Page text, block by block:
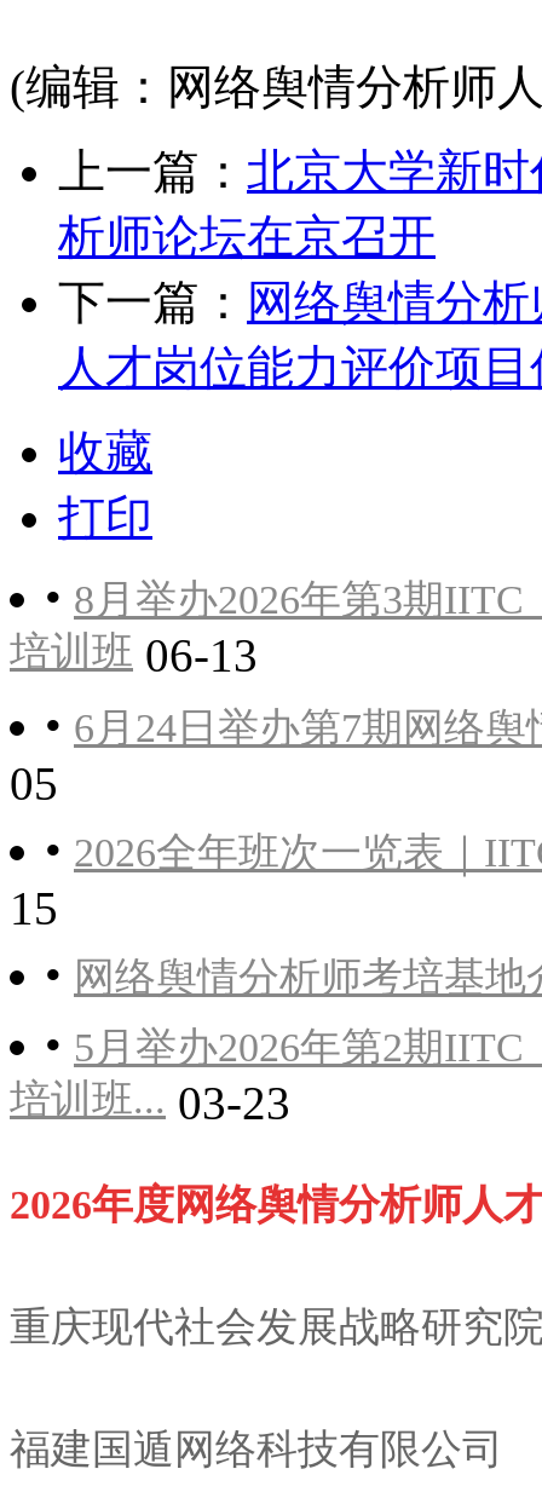
(编辑：网络舆情分析师
上一篇： 北京大学新
析师论坛在京召开
下一篇： 网络舆情分
人才岗位能力评价项
收藏
打印
• 8月举办2026年第3期
培训班 06-13
• 6月24日举办第7期网络
05
• 2026全年班次一览表｜
15
• 网络舆情分析师考培基地
• 5月举办2026年第2期
培训班... 03-23
2026年度网络舆情分析师人
重庆现代社会发展战略研究
福建国遁网络科技有限公司